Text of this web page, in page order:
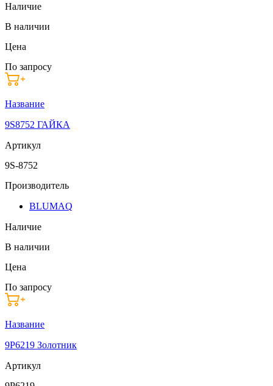
Наличие
В наличии
Цена
По запросу
Название
9S8752 ГАЙКА
Артикул
9S-8752
Производитель
BLUMAQ
Наличие
В наличии
Цена
По запросу
Название
9P6219 Золотник
Артикул